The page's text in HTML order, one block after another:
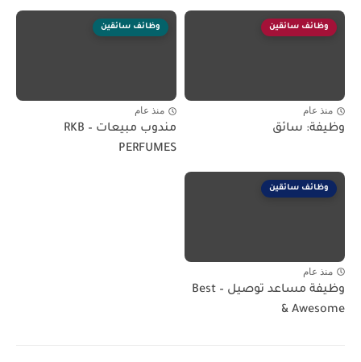
وظائف سائقين
منذ عام
وظيفة: سائق
وظائف سائقين
منذ عام
مندوب مبيعات – RKB
PERFUMES
وظائف سائقين
منذ عام
وظيفة مساعد توصيل – Best
& Awesome